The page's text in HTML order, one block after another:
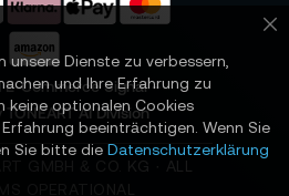
Commerce Signal –
AI Division
GMBH & CO. KG · ALL
unsere Dienste zu verbessern,
und Ihre Erfahrung zu
keine optionalen Cookies
beeinträchtigen. Wenn Sie
Sie bitte die Datenschutzerklärung